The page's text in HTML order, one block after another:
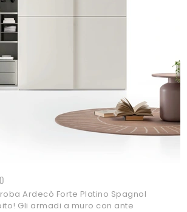
Ardecò Forte Platino Spagnol
Gli armadi a muro con ante